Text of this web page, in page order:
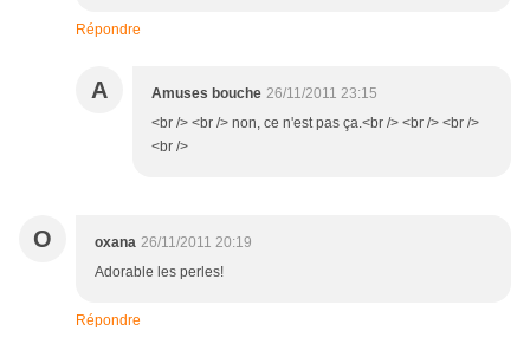
Répondre
A Amuses bouche 26/11/2011 23:15
<br /> <br /> non, ce n'est pas ça.<br /> <br /> <br />
<br />
O oxana 26/11/2011 20:19
Adorable les perles!
Répondre